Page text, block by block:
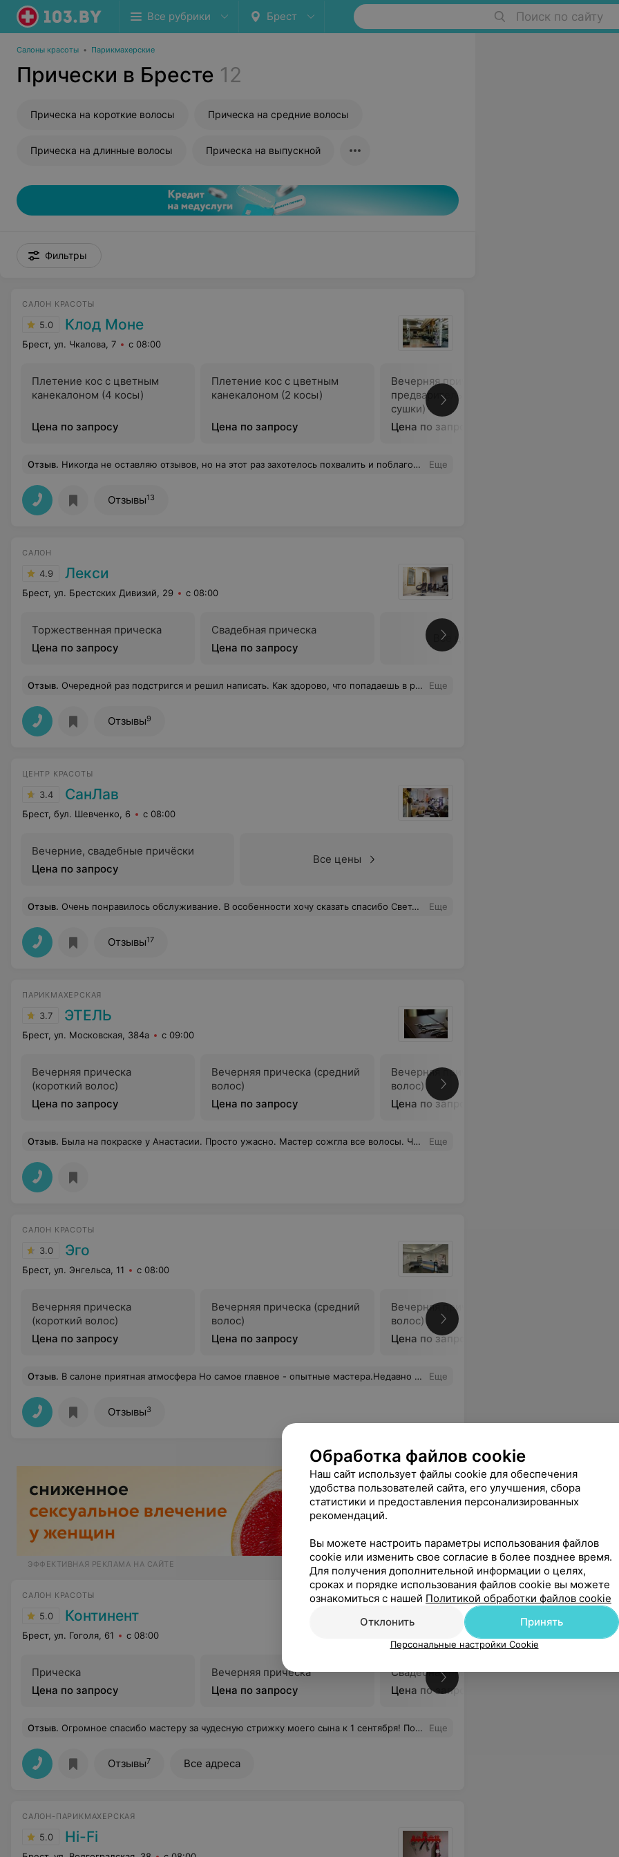
Все рубрики Брест Поиск по сайту
Салоны красоты • Парикмахерские
Прически в Бресте 12
Прическа на короткие волосы Прическа на средние волосы
Прическа на длинные волосы Прическа на выпускной
Фильтры
САЛОН КРАСОТЫ
5.0 Клод Моне
Брест, ул. Чкалова, 7 с 08:00
Плетение кос с цветным
канекалоном (4 косы)
Цена по запросу
Плетение кос с цветным
канекалоном (2 косы)
Цена по запросу
Вечерняя прическа (без
предварительного мытья,
сушки)
Цена по запросу
Отзыв. Никогда не оставляю отзывов, но на этот раз захотелось похвалить и поблагодарить Ангелину за качественно выполненную процедуру) Еще
Отзывы13
САЛОН
4.9 Лекси
Брест, ул. Брестских Дивизий, 29 с 08:00
Торжественная прическа
Цена по запросу
Свадебная прическа
Цена по запросу
Все цены
Отзыв. Очередной раз подстригся и решил написать. Как здорово, что попадаешь в руку к такому отличному мастеру-понимает с полуслова, качество, скорость, а что еще нужно. Мастера зовут Нестерук Ирина, всем советую, не пожалеете. Хотя забыл упомянуть об одном существенном недостатке - просто невозможно записаться вечером. Еще
Отзывы9
ЦЕНТР КРАСОТЫ
3.4 СанЛав
Брест, бул. Шевченко, 6 с 08:00
Вечерние, свадебные причёски
Цена по запросу
Все цены
Отзыв. Очень понравилось обслуживание. В особенности хочу сказать спасибо Светлане за качественно выполненную стрижку. Очень редко нахожу общий язык с мастерами, а в этом салоне приятно осталось удивлена! Еще
Отзывы17
ПАРИКМАХЕРСКАЯ
3.7 ЭТЕЛЬ
Брест, ул. Московская, 384а с 09:00
Вечерняя прическа
(короткий волос)
Цена по запросу
Вечерняя прическа (средний
волос)
Цена по запросу
Вечерняя прическа (длинный
волос)
Цена по запросу
Отзыв. Была на покраске у Анастасии. Просто ужасно. Мастер сожгла все волосы. Часть из них отвалилась. Еще
САЛОН КРАСОТЫ
3.0 Эго
Брест, ул. Энгельса, 11 с 08:00
Вечерняя прическа
(короткий волос)
Цена по запросу
Вечерняя прическа (средний
волос)
Цена по запросу
Вечерняя прическа (длинный
волос)
Цена по запросу
Отзыв. В салоне приятная атмосфера Но самое главное - опытные мастера.Недавно после неудачной покраски в одной из парикмахерских г. Бреста, восстанавливала приличный цвет волос в этом салоне ,работала со мной мастер Любовь, знаю ее давно и опыту ее доверяю на 100 % - ее работой осталась очень довольна!!! На мне пословица сработала: "от Добра - Добра не ищут".Ходите в проверенные места!!! Еще
Отзывы3
ЭФФЕКТИВНАЯ РЕКЛАМА НА САЙТЕ
САЛОН КРАСОТЫ
5.0 Континент
Брест, ул. Гоголя, 61 с 08:00
Прическа
Цена по запросу
Вечерняя прическа
Цена по запросу
Свадебная прическа
Цена по запросу
Отзыв. Огромное спасибо мастеру за чудесную стрижку моего сына к 1 сентября! Получилось очень стильно и аккуратно, сыну самому тоже понравилось — он с удовольствием шёл в школу. Спасибо Ольге за внимательное отношение и профессионализм, обязательно придём снова! Еще
Отзывы7 Все адреса
САЛОН-ПАРИКМАХЕРСКАЯ
5.0 Hi-Fi
Обработка файлов cookie
Наш сайт использует файлы cookie для обеспечения
удобства пользователей сайта, его улучшения, сбора
статистики и предоставления персонализированных
рекомендаций.
Вы можете настроить параметры использования файлов
cookie или изменить свое согласие в более позднее время.
Для получения дополнительной информации о целях,
сроках и порядке использования файлов cookie вы можете
ознакомиться с нашей Политикой обработки файлов cookie
Отклонить
Принять
Персональные настройки Cookie